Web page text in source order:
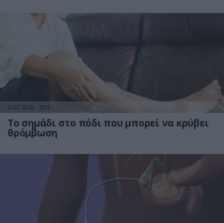
31.07.2026 15:11
Το σημάδι στο πόδι που μπορεί να κρύβει
θρόμβωση